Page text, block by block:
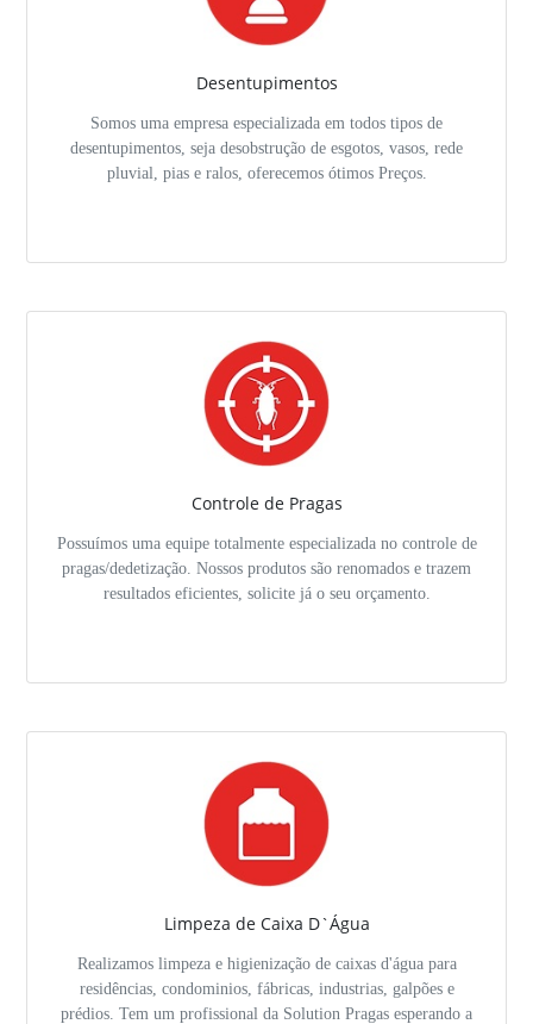
Desentupimentos
Somos uma empresa especializada em todos tipos de
desentupimentos, seja desobstrução de esgotos, vasos, rede
pluvial, pias e ralos, oferecemos ótimos Preços.
Controle de Pragas
Possuímos uma equipe totalmente especializada no controle de
pragas/dedetização. Nossos produtos são renomados e trazem
resultados eficientes, solicite já o seu orçamento.
Limpeza de Caixa D`Água
Realizamos limpeza e higienização de caixas d'água para
residências, condominios, fábricas, industrias, galpões e
prédios. Tem um profissional da Solution Pragas esperando a